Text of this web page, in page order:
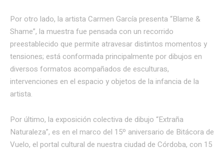
Por otro lado, la artista Carmen García presenta “Blame &
Shame”, la muestra fue pensada con un recorrido
preestablecido que permite atravesar distintos momentos y
tensiones; está conformada principalmente por dibujos en
diversos formatos acompañados de esculturas,
intervenciones en el espacio y objetos de la infancia de la
artista.
Por último, la exposición colectiva de dibujo “Extraña
Naturaleza”, es en el marco del 15º aniversario de Bitácora de
Vuelo, el portal cultural de nuestra ciudad de Córdoba, con 15